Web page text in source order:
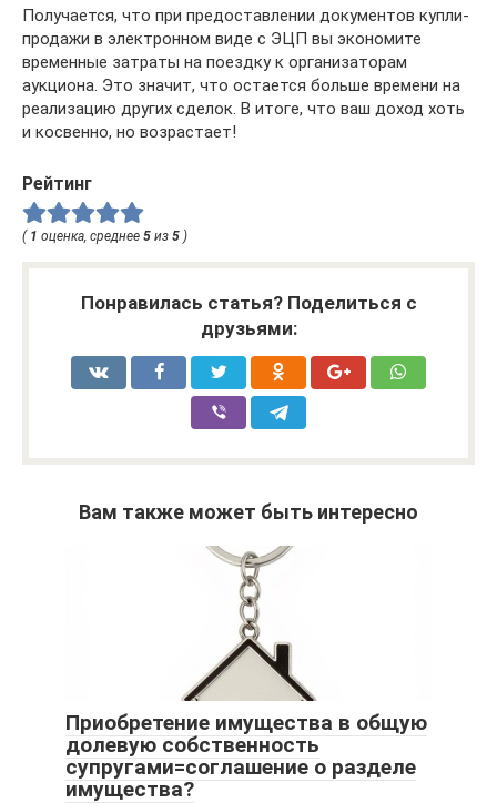
Получается, что при предоставлении документов купли-
продажи в электронном виде с ЭЦП вы экономите
временные затраты на поездку к организаторам
аукциона. Это значит, что остается больше времени на
реализацию других сделок. В итоге, что ваш доход хоть
и косвенно, но возрастает!
Рейтинг
( 1 оценка, среднее 5 из 5 )
Понравилась статья? Поделиться с
друзьями:
Вам также может быть интересно
Приобретение имущества в общую
долевую собственность
супругами=соглашение о разделе
имущества?